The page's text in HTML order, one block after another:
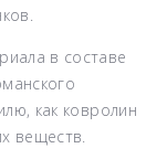
в составе
как ковролин
веществ.